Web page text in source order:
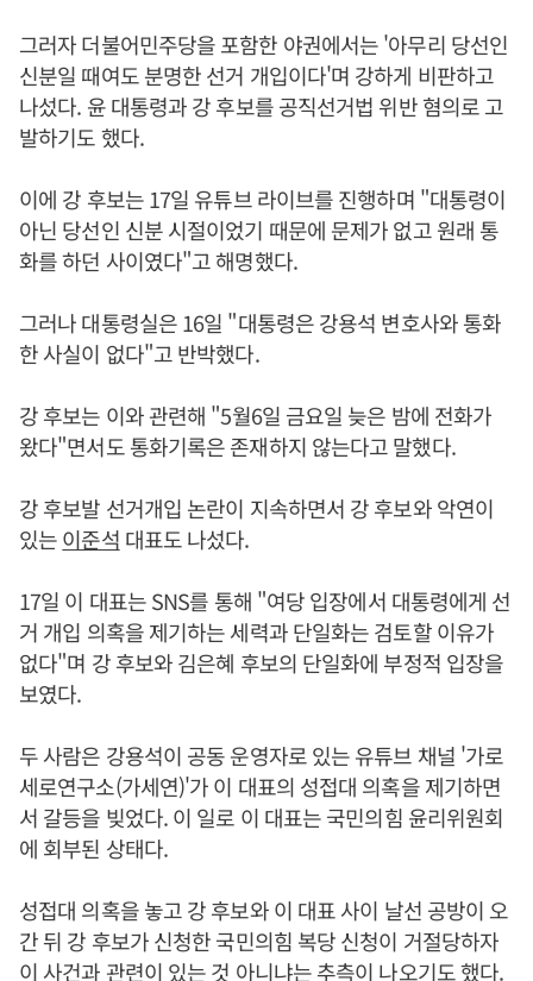
그러자 더불어민주당을 포함한 야권에서는 '아무리 당선인
신분일 때여도 분명한 선거 개입이다'며 강하게 비판하고
나섰다. 윤 대통령과 강 후보를 공직선거법 위반 혐의로 고
발하기도 했다.
이에 강 후보는 17일 유튜브 라이브를 진행하며 "대통령이
아닌 당선인 신분 시절이었기 때문에 문제가 없고 원래 통
화를 하던 사이였다"고 해명했다.
그러나 대통령실은 16일 "대통령은 강용석 변호사와 통화
한 사실이 없다"고 반박했다.
강 후보는 이와 관련해 "5월6일 금요일 늦은 밤에 전화가
왔다"면서도 통화기록은 존재하지 않는다고 말했다.
강 후보발 선거개입 논란이 지속하면서 강 후보와 악연이
있는이준석 대표도 나섰다.
17일 이 대표는 SNS를 통해 "여당 입장에서 대통령에게 선
거 개입 의혹을 제기하는 세력과 단일화는 검토할 이유가
없다"며 강 후보와 김은혜 후보의 단일화에 부정적 입장을
보였다.
두 사람은 강용석이 공동 운영자로 있는 유튜브 채널 '가로
세로연구소(가세연)'가 이 대표의 성접대 의혹을 제기하면
서 갈등을 빚었다. 이 일로 이 대표는 국민의힘 윤리위원회
에 회부된 상태다.
성접대 의혹을 놓고 강 후보와 이 대표 사이 날선 공방이 오
간 뒤 강 후보가 신청한 국민의힘 복당 신청이 거절당하자
이 사건과 관련이 있는 것 아니냐는 추측이 나오기도 했다.